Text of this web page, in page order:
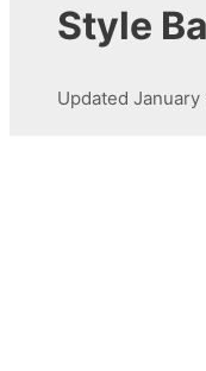
Style
Updated January